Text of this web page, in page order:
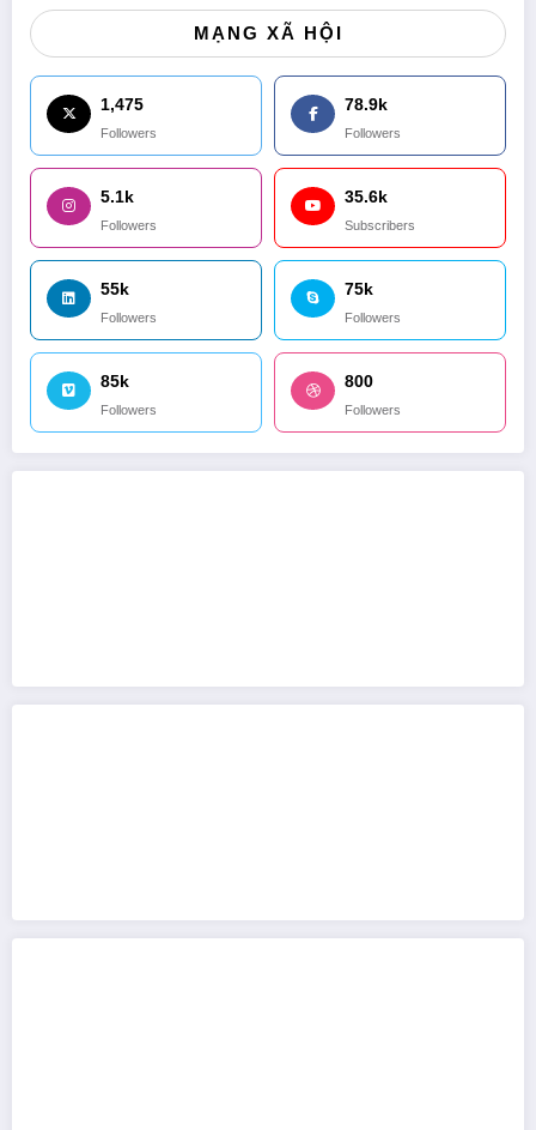
MẠNG XÃ HỘI
1,475
Followers
78.9k
Followers
5.1k
Followers
35.6k
Subscribers
55k
Followers
75k
Followers
85k
Followers
800
Followers